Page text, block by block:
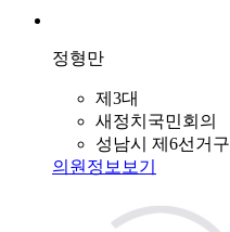
정형만
제3대
새정치국민회의
성남시 제6선거구
의원정보보기